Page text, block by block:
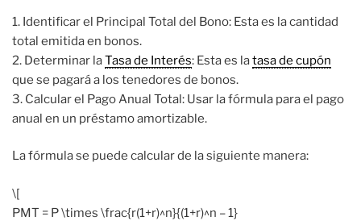
1. Identificar el Principal Total del Bono: Esta es la cantidad
total emitida en bonos.
2. Determinar laTasa de Interés: Esta es latasa de cupón
que se pagará a los tenedores de bonos.
3. Calcular el Pago Anual Total: Usar la fórmula para el pago
anual en un préstamo amortizable.
La fórmula se puede calcular de la siguiente manera:
\[
PMT = P \times \frac{r(1+r)^n}{(1+r)^n – 1}